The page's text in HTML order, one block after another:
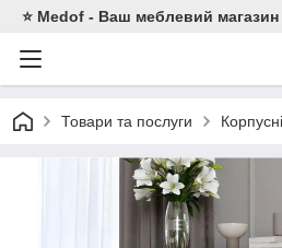
⭐ Medof - Ваш меблевий магазин
Товари та послуги